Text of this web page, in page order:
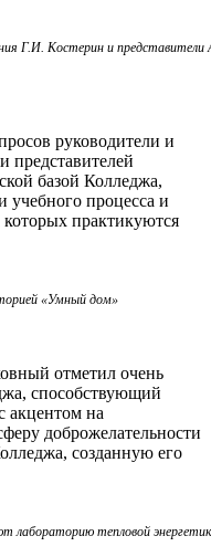
Г.И. Костерин и
руководители и
представителей
базой Колледжа,
учебного процесса и
практикуются
«Умный дом»
отметил очень
способствующий
акцентом на
доброжелательности
созданную его
лабораторию тепловой